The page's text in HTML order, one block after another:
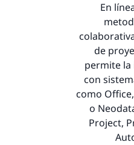
En
de
permite
con
como
o
Project,